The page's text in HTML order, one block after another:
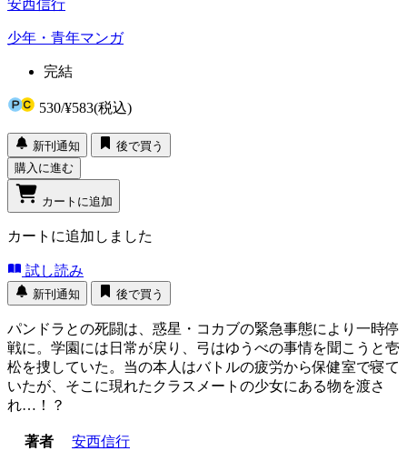
安西信行
少年・青年マンガ
完結
530/¥583(税込)
新刊通知
後で買う
購入に進む
カートに追加
カートに追加しました
試し読み
新刊通知 後で買う
パンドラとの死闘は、惑星・コカブの緊急事態により一時停
戦に。学園には日常が戻り、弓はゆうべの事情を聞こうと壱
松を捜していた。当の本人はバトルの疲労から保健室で寝て
いたが、そこに現れたクラスメートの少女にある物を渡さ
れ…！？
著者
安西信行